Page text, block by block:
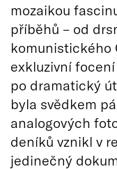
mozaikou
příběhů – od
komunistického
exkluzivní
po dramatický
byla svědkem
analogových
deníků vznikl v
jedinečný